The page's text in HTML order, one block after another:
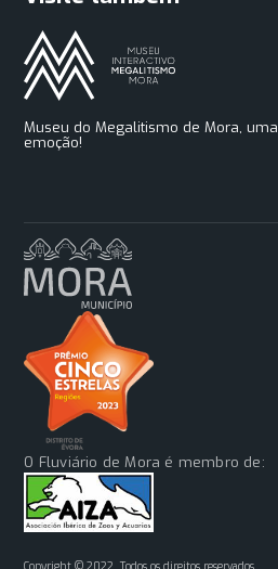
Museu do Megalitismo de Mora,
emoção!
O Fluviário de Mora é membro de:
Copyright © 2022. Todos os direitos reservados.